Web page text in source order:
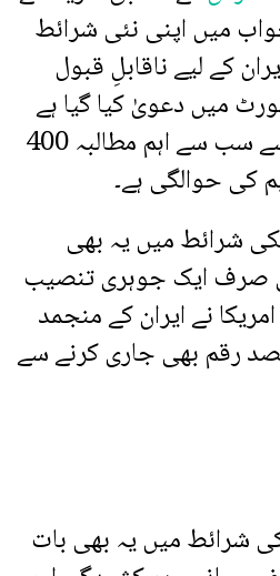
میں اپنی نئی شرائط
کے لیے ناقابلِ قبول
میں دعویٰ کیا گیا ہے
کہ واشنگٹن کا ایران سے سب سے اہم مطالبہ 400
کی حوالگی ہے۔
شرائط میں یہ بھی
صرف ایک جوہری تنصیب
نے ایران کے منجمد
میں سے 25 فیصد رقم بھی جاری کرنے سے
شرائط میں یہ بھی بات